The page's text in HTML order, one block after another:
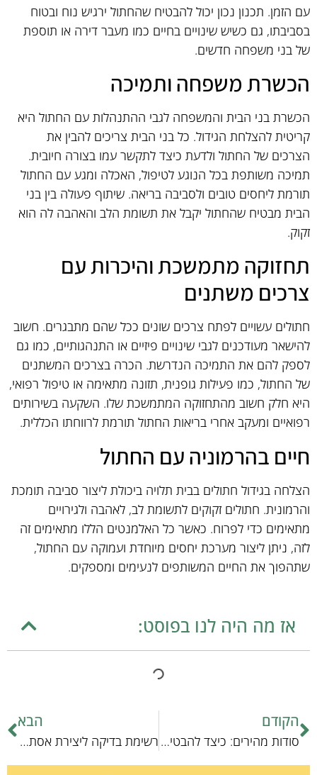
עם הזמן. תכנון נכון יכול להבטיח שהחתול ירגיש נוח ובטוח
בסביבתו, גם כשיש שינויים בחיים כמו מעבר דירה או תוספת
של בני משפחה חדשים.
הכשרת משפחה ותמיכה
הכשרת בני הבית והמשפחה לגבי ההתנהלות עם החתול היא
קריטית להצלחת הגידול. כל בני הבית צריכים להבין את
הצרכים של החתול ולדעת כיצד לתקשר עמו בצורה חיובית.
תמיכה משותפת בכל הנוגע לטיפול, האכלה ומגע עם החתול
תורמת ליחסים טובים ולסביבה בריאה. שיתוף פעולה בין בני
הבית מבטיח שהחתול יקבל את תשומת הלב והאהבה לה הוא
זקוק.
תחזוקה מתמשכת והיכרות עם
צרכים משתנים
חתולים עשויים לפתח צרכים שונים ככל שהם מתבגרים. חשוב
להישאר מעודכנים לגבי שינויים פיזיים או התנהגותיים, כמו גם
לספק להם את התמיכה הנדרשת. הכרה בצרכים המשתנים
של החתול, כמו פעילות גופנית, תזונה מתאימה או טיפול רפואי,
היא חלק חשוב מהתחזוקה המתמשכת שלו. השקעה בשירותים
רפואיים ומעקב אחרי בריאות החתול תורמת לרווחתו הכללית.
חיים בהרמוניה עם החתול
הצלחה בגידול חתולים בבית תלויה ביכולת ליצור סביבה תומכת
והרמונית. חתולים זקוקים לתשומת לב, לאהבה ולגירויים
מתאימים כדי לפרוח. כאשר כל האלמנטים הללו מתאימים זה
לזה, ניתן ליצור מערכת יחסים מיוחדת ועמוקה עם החתול,
שתהפוך את החיים המשותפים לנעימים ומספקים.
אז מה היה לנו בפוסט:
הקודם
סודות מהירים: כיצד להבטיח את ביטוח כלבכם בצורה הטובה ביותר
הבא
רשימת בדיקה ליצירת אסתטיקה מיטבית לכלבים עם צרכים מיוחדים